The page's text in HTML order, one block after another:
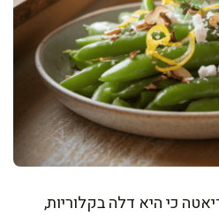
כי היא דלה בקלוריות,